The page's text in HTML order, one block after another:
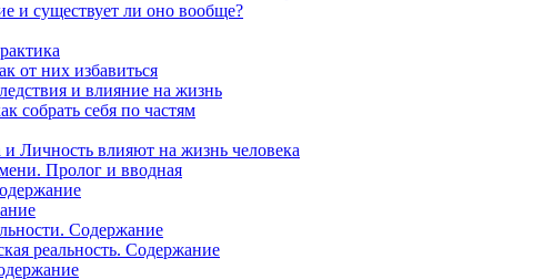
и существует ли оно вообще?
от них избавиться
и влияние на жизнь
собрать себя по частям
Личность влияют на жизнь человека
Пролог и вводная
Содержание
реальность. Содержание